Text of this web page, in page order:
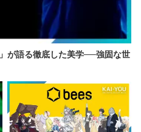
が語る徹底した美学──強固な世